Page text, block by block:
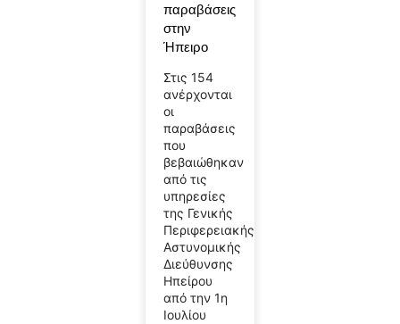
παραβάσεις
στην
Ήπειρο
Στις 154
ανέρχονται
οι
παραβάσεις
που
βεβαιώθηκαν
από τις
υπηρεσίες
της Γενικής
Περιφερειακής
Αστυνομικής
Διεύθυνσης
Ηπείρου
από την 1η
Ιουλίου